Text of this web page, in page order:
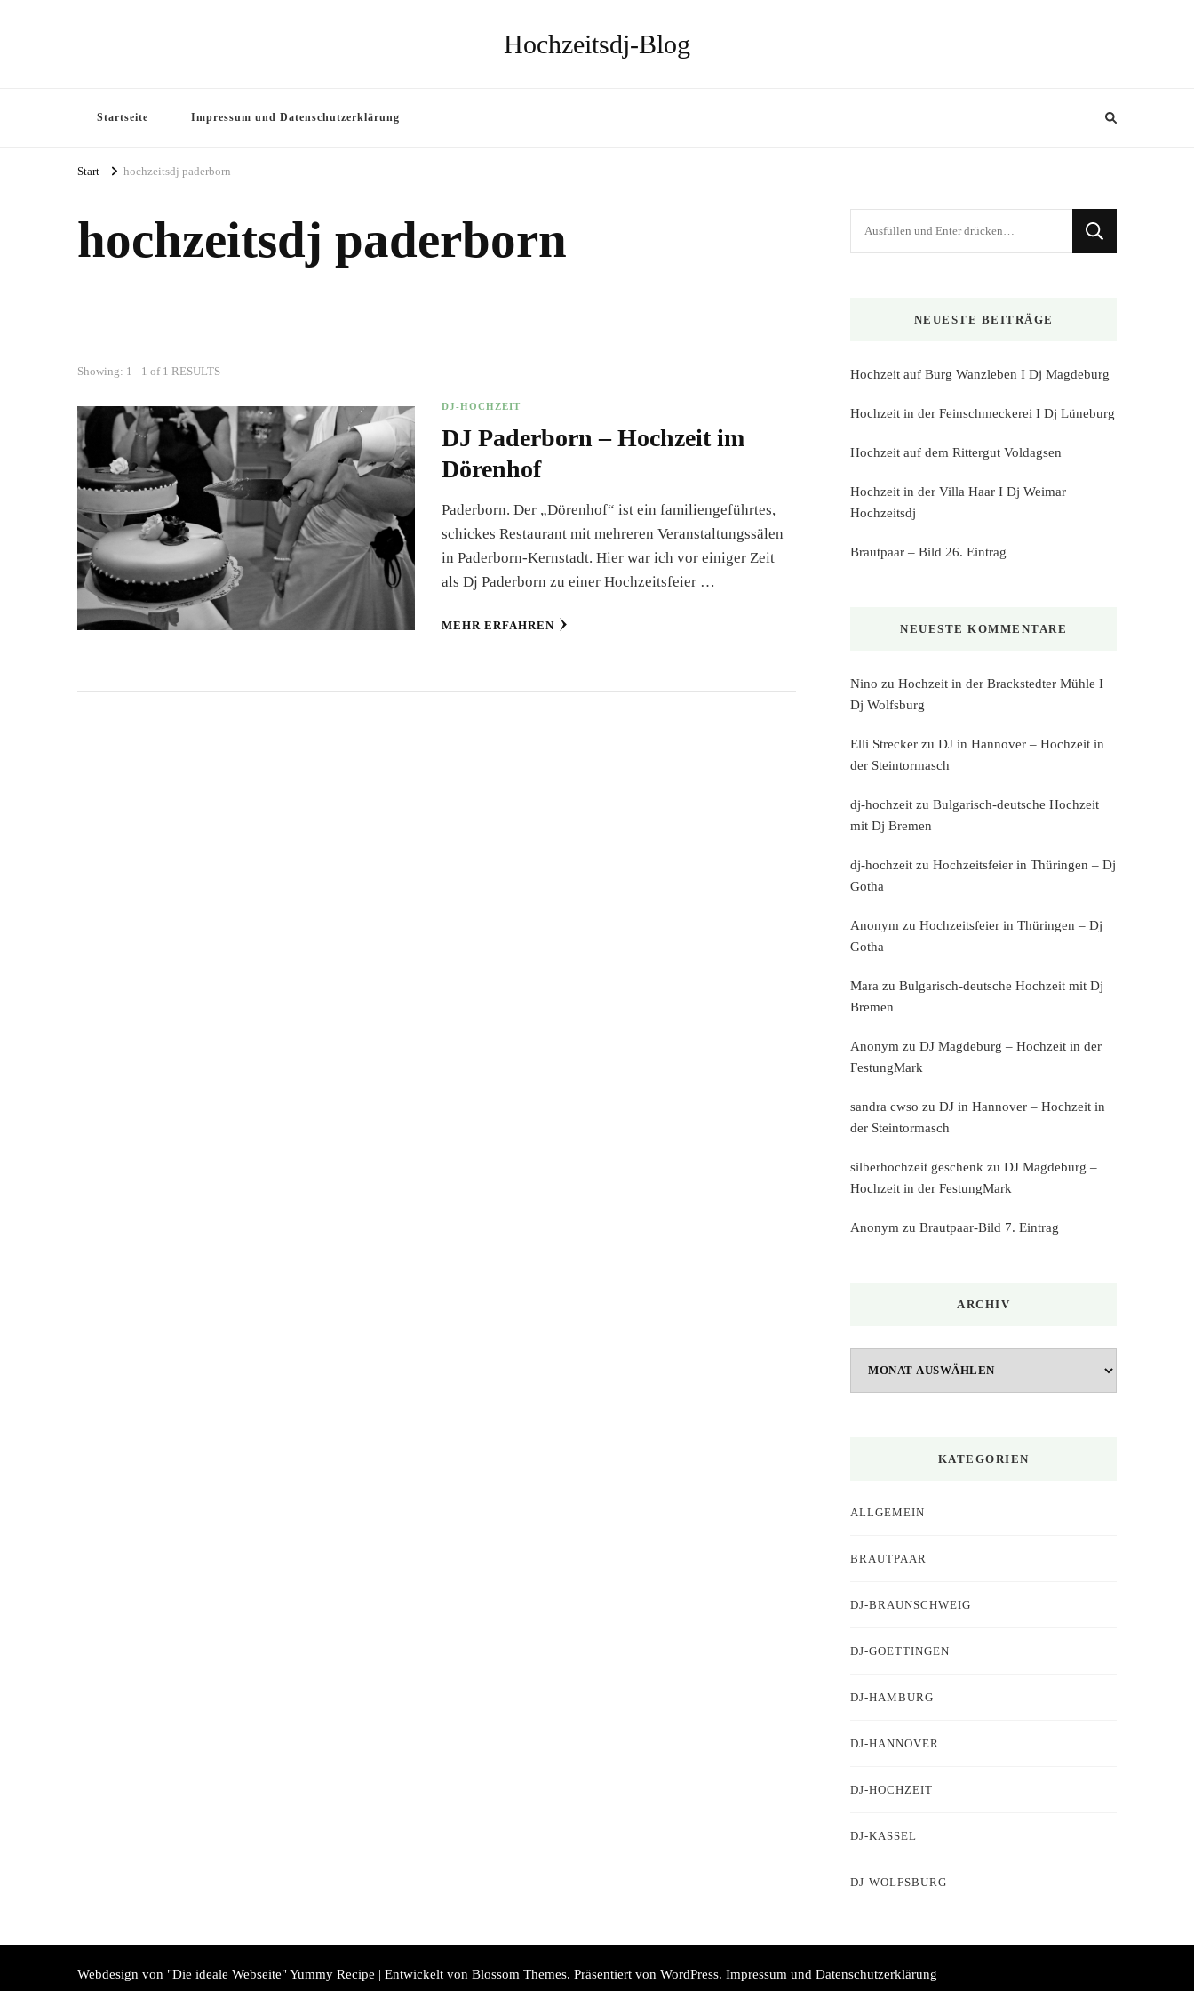
Hochzeitsdj-Blog
Startseite Impressum und Datenschutzerklärung
Start hochzeitsdj paderborn
hochzeitsdj paderborn
Showing: 1 - 1 of 1 RESULTS
DJ-HOCHZEIT
DJ Paderborn – Hochzeit im
Dörenhof
Paderborn. Der „Dörenhof“ ist ein familiengeführtes,
schickes Restaurant mit mehreren Veranstaltungssälen
in Paderborn-Kernstadt. Hier war ich vor einiger Zeit
als Dj Paderborn zu einer Hochzeitsfeier …
MEHR ERFAHREN
NEUESTE BEITRÄGE
Hochzeit auf Burg Wanzleben I Dj Magdeburg
Hochzeit in der Feinschmeckerei I Dj Lüneburg
Hochzeit auf dem Rittergut Voldagsen
Hochzeit in der Villa Haar I Dj Weimar
Hochzeitsdj
Brautpaar – Bild 26. Eintrag
NEUESTE KOMMENTARE
Nino zu Hochzeit in der Brackstedter Mühle I
Dj Wolfsburg
Elli Strecker zu DJ in Hannover – Hochzeit in
der Steintormasch
dj-hochzeit zu Bulgarisch-deutsche Hochzeit
mit Dj Bremen
dj-hochzeit zu Hochzeitsfeier in Thüringen – Dj
Gotha
Anonym zu Hochzeitsfeier in Thüringen – Dj
Gotha
Mara zu Bulgarisch-deutsche Hochzeit mit Dj
Bremen
Anonym zu DJ Magdeburg – Hochzeit in der
FestungMark
sandra cwso zu DJ in Hannover – Hochzeit in
der Steintormasch
silberhochzeit geschenk zu DJ Magdeburg –
Hochzeit in der FestungMark
Anonym zu Brautpaar-Bild 7. Eintrag
ARCHIV
KATEGORIEN
ALLGEMEIN
BRAUTPAAR
DJ-BRAUNSCHWEIG
DJ-GOETTINGEN
DJ-HAMBURG
DJ-HANNOVER
DJ-HOCHZEIT
DJ-KASSEL
DJ-WOLFSBURG
Webdesign von "Die ideale Webseite"Yummy Recipe | Entwickelt von Blossom Themes. Präsentiert von WordPress. Impressum und Datenschutzerklärung